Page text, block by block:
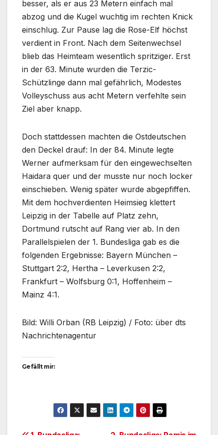
besser, als er aus 23 Metern einfach mal
abzog und die Kugel wuchtig im rechten Knick
einschlug. Zur Pause lag die Rose-Elf höchst
verdient in Front. Nach dem Seitenwechsel
blieb das Heimteam wesentlich spritziger. Erst
in der 63. Minute wurden die Terzic-
Schützlinge dann mal gefährlich, Modestes
Volleyschuss aus acht Metern verfehlte sein
Ziel aber knapp.
Doch stattdessen machten die Ostdeutschen
den Deckel drauf: In der 84. Minute legte
Werner aufmerksam für den eingewechselten
Haidara quer und der musste nur noch locker
einschieben. Wenig später wurde abgepfiffen.
Mit dem hochverdienten Heimsieg klettert
Leipzig in der Tabelle auf Platz zehn,
Dortmund rutscht auf Rang vier ab. In den
Parallelspielen der 1. Bundesliga gab es die
folgenden Ergebnisse: Bayern München –
Stuttgart 2:2, Hertha – Leverkusen 2:2,
Frankfurt – Wolfsburg 0:1, Hoffenheim –
Mainz 4:1.
Bild: Willi Orban (RB Leipzig) / Foto: über dts
Nachrichtenagentur
Gefällt mir: